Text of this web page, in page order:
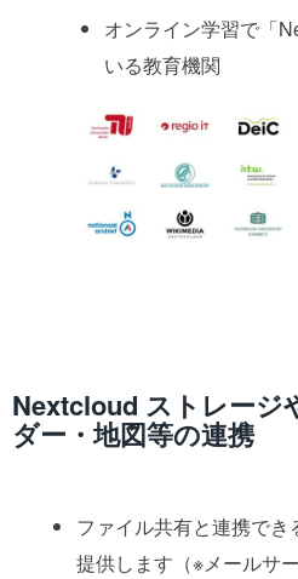
オンライン学習で「
いる教育機関
Nextcloud ストレージ
ダー・地図等の連携
ファイル共有と連携で
提供します（※メールサ